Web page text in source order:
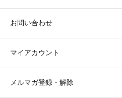
お問い合わせ
マイアカウント
メルマガ登録・解除